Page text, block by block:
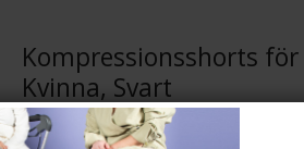
Kompressionsshorts för
Kvinna, Svart
RelaxSan
9111